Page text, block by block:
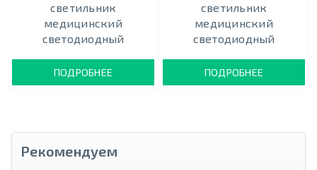
светильник
медицинский
светодиодный
ПОДРОБНЕЕ
светильник
медицинский
светодиодный
ПОДРОБНЕЕ
Рекомендуем